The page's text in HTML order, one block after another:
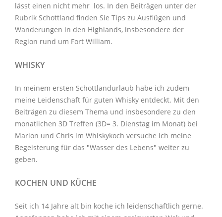
lässt einen nicht mehr los. In den Beiträgen unter der
Rubrik Schottland finden Sie Tips zu Ausflügen und
Wanderungen in den Highlands, insbesondere der
Region rund um Fort William.
WHISKY
In meinem ersten Schottlandurlaub habe ich zudem
meine Leidenschaft für guten Whisky entdeckt. Mit den
Beiträgen zu diesem Thema und insbesondere zu den
monatlichen 3D Treffen (3D= 3. Dienstag im Monat) bei
Marion und Chris im Whiskykoch versuche ich meine
Begeisterung für das "Wasser des Lebens" weiter zu
geben.
KOCHEN UND KÜCHE
Seit ich 14 Jahre alt bin koche ich leidenschaftlich gerne.